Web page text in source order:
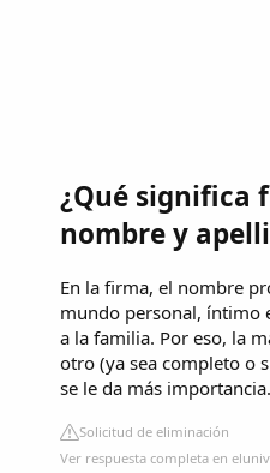
¿Qué significa
nombre y
En la firma, el nombre
mundo personal, íntimo
a la familia. Por eso, la
otro (ya sea completo o
se le da más importancia.
Solicitud de eliminación
Ver respuesta completa en